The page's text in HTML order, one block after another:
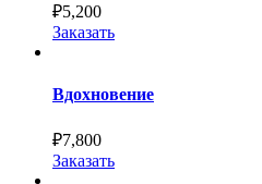
₽5,200
Заказать
Вдохновение
₽7,800
Заказать